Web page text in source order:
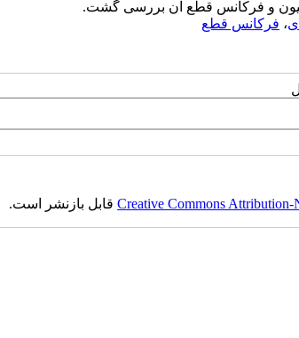
، فرکانس قطع
Creative Commonsقابل بازنشر است.